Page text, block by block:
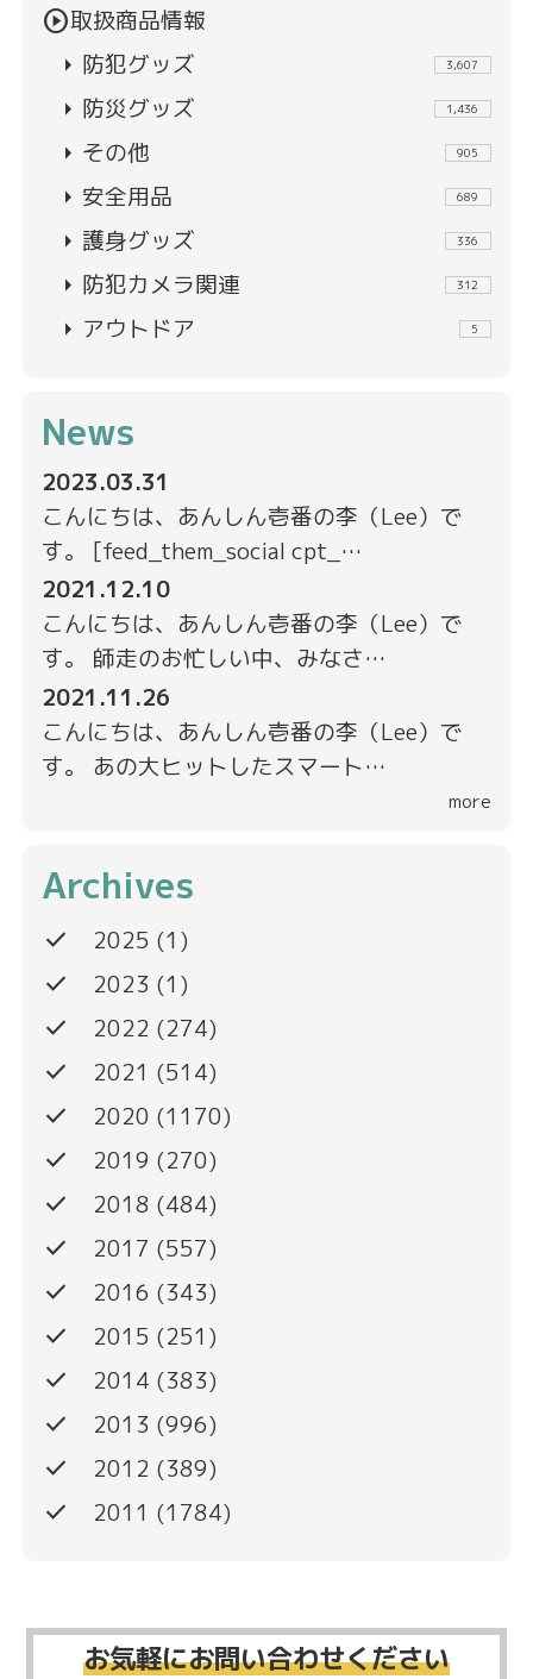
play_circle取扱商品情報
arrow_right 防犯グッズ 3,607
arrow_right 防災グッズ 1,436
arrow_right その他 905
arrow_right 安全用品 689
arrow_right 護身グッズ 336
arrow_right 防犯カメラ関連 312
arrow_right アウトドア 5
News
2023.03.31
こんにちは、あんしん壱番の李（Lee）で
す。 [feed_them_social cpt_…
2021.12.10
こんにちは、あんしん壱番の李（Lee）で
す。 師走のお忙しい中、みなさ…
2021.11.26
こんにちは、あんしん壱番の李（Lee）で
す。 あの大ヒットしたスマート…
more
Archives
done 2025 (1)
done 2023 (1)
done 2022 (274)
done 2021 (514)
done 2020 (1170)
done 2019 (270)
done 2018 (484)
done 2017 (557)
done 2016 (343)
done 2015 (251)
done 2014 (383)
done 2013 (996)
done 2012 (389)
done 2011 (1784)
お気軽にお問い合わせください